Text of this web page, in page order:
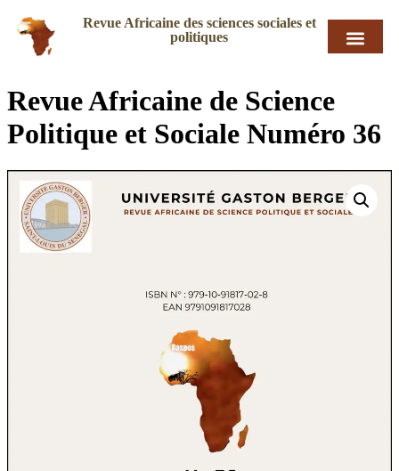
Revue Africaine des sciences sociales et
politiques
Revue Africaine de Science
Politique et Sociale Numéro 36